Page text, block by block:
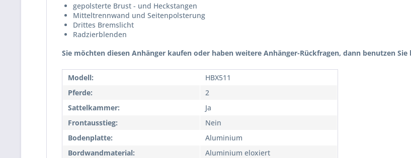
gepolsterte Brust - und Heckstangen
Mitteltrennwand und Seitenpolsterung
Drittes Bremslicht
Radzierblenden
Sie möchten diesen Anhänger kaufen oder haben weitere Anhänger-Rückfragen, dann benutzen
Modell:
HBX511
Pferde:
2
Sattelkammer:
Ja
Frontausstieg:
Nein
Bodenplatte:
Aluminium
Bordwandmaterial:
Aluminium eloxiert